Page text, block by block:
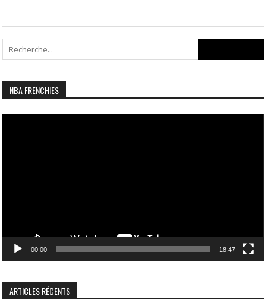
for:
NBA FRENCHIES
00:00 18:47
ARTICLES RÉCENTS